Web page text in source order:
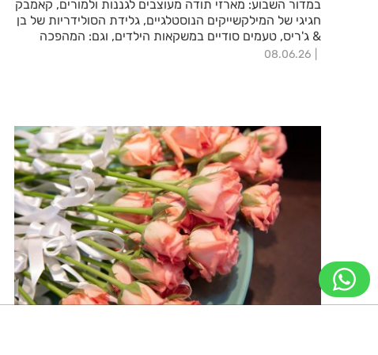
במדור השבוע: מארזי תודה מעוצבים לגננות ולמורים, קאמבק
חגיגי של המילקשייקים הנוסטלגיים, גלידת הסולידריות של בן
& ג'ריס, טעמים סודיים במשקאות הילדים, וגם: המהפכה
הבריאותית של "מלכת הג'לי" והסדרה שתציל אתכם מכאבי
08.06.26